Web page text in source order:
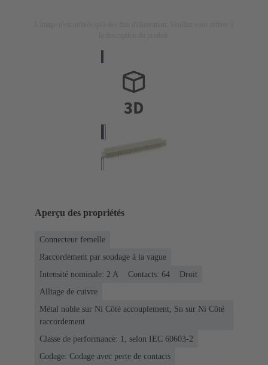
Aperçu des propriétés
Connecteur femelle
Raccordement par soudage à la vague
Intensité nominale: ‌2 A
Contacts: 64
Droit
Alliage de cuivre
Métal noble sur Ni Côté accouplement, Sn sur Ni Côté
raccordement
Classe de performance: 1, selon IEC 60603-2
Codage: Codage avec perte de contacts